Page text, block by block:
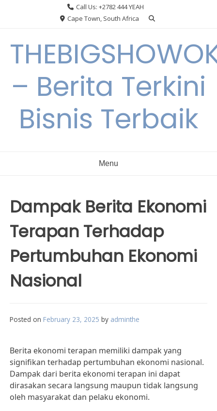
Call Us: +2782 444 YEAH
Cape Town, South Africa
– Berita Terkini
Bisnis Terbaik
Menu
Dampak Berita Ekonomi
Terapan Terhadap
Pertumbuhan Ekonomi
Nasional
Posted on February 23, 2025 by adminthe
Berita ekonomi terapan memiliki dampak yang
signifikan terhadap pertumbuhan ekonomi nasional.
Dampak dari berita ekonomi terapan ini dapat
dirasakan secara langsung maupun tidak langsung
oleh masyarakat dan pelaku ekonomi.